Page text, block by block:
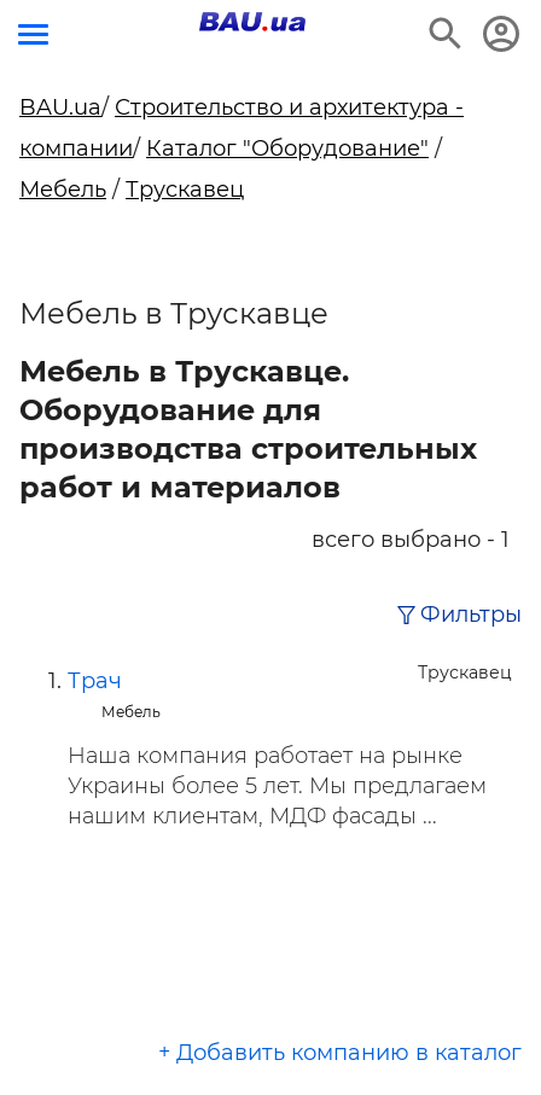
BAU.ua/ Строительство и архитектура -
компании/ Каталог "Оборудование" /
Мебель / Трускавец
Мебель в Трускавце
Мебель в Трускавце.
Оборудование для
производства строительных
работ и материалов
всего выбрано - 1
Фильтры
Трускавец
Трач
Мебель
Наша компания работает на рынке
Украины более 5 лет. Мы предлагаем
нашим клиентам, МДФ фасады ...
+ Добавить компанию в каталог